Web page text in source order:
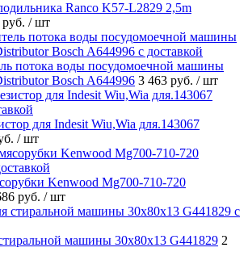
Ranco K57-L2829 2,5m
/ шт
потока воды посудомоечной машины
Bosch A644996 3 463 руб. / шт
для Indesit Wiu,Wia для.143067
/ шт
Kenwood Mg700-710-720
руб. / шт
машины 30x80x13 G441829 2